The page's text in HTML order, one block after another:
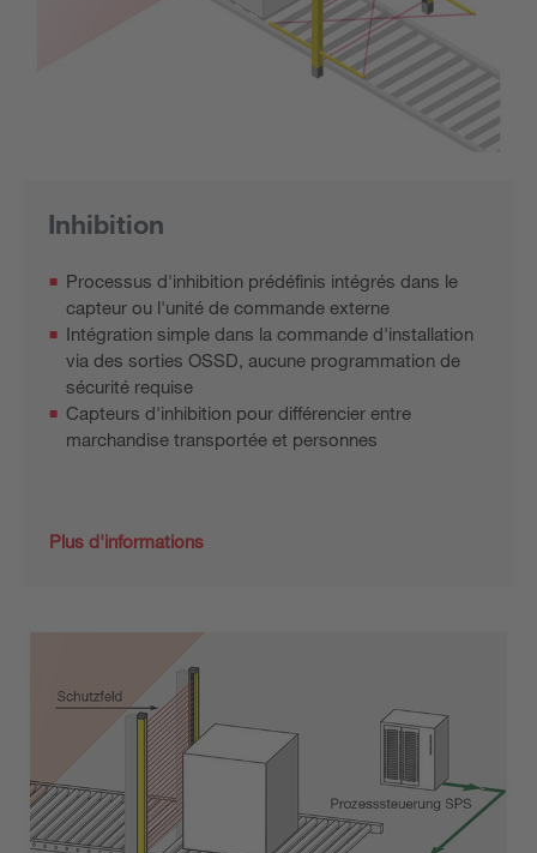
Inhibition
Processus d'inhibition prédéfinis intégrés dans le
capteur ou l'unité de commande externe
Intégration simple dans la commande d'installation
via des sorties OSSD, aucune programmation de
sécurité requise
Capteurs d'inhibition pour différencier entre
marchandise transportée et personnes
Plus d'informations